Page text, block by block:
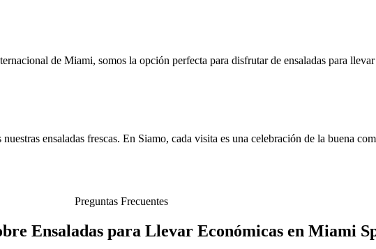
de Miami, somos la opción perfecta para disfrutar de ensaladas para
ensaladas frescas. En Siamo, cada visita es una celebración de la buena
Preguntas Frecuentes
Ensaladas para Llevar Económicas en Miami